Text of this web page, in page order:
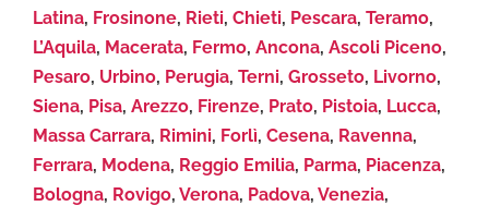
Latina, Frosinone, Rieti, Chieti, Pescara, Teramo,
L’Aquila, Macerata, Fermo, Ancona, Ascoli Piceno,
Pesaro, Urbino, Perugia, Terni, Grosseto, Livorno,
Siena, Pisa, Arezzo, Firenze, Prato, Pistoia, Lucca,
Massa Carrara, Rimini, Forlì, Cesena, Ravenna,
Ferrara, Modena, Reggio Emilia, Parma, Piacenza,
Bologna, Rovigo, Verona, Padova, Venezia,